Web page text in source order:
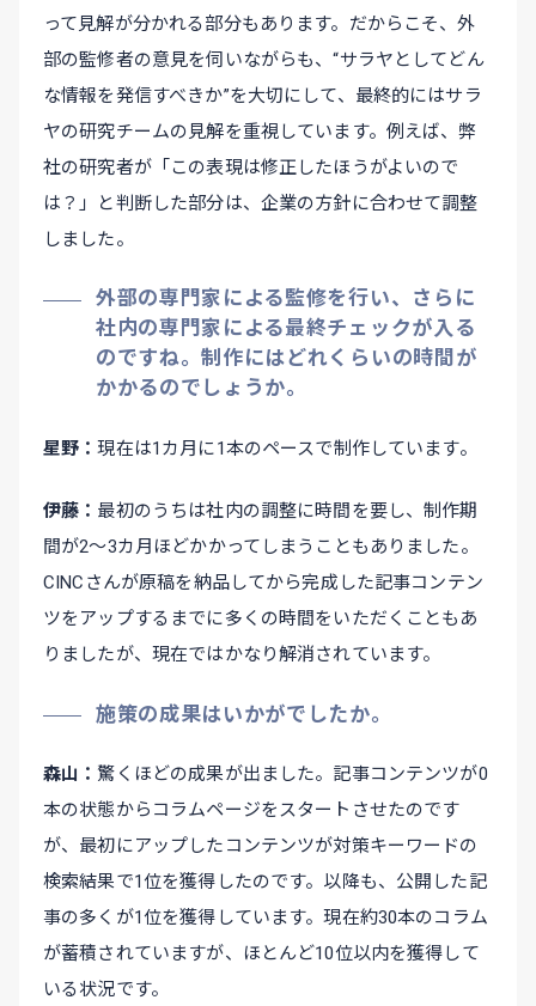
って見解が分かれる部分もあります。だからこそ、外
部の監修者の意見を伺いながらも、“サラヤとしてどん
な情報を発信すべきか”を大切にして、最終的にはサラ
ヤの研究チームの見解を重視しています。例えば、弊
社の研究者が「この表現は修正したほうがよいので
は？」と判断した部分は、企業の方針に合わせて調整
しました。
外部の専門家による監修を行い、さらに
社内の専門家による最終チェックが入る
のですね。制作にはどれくらいの時間が
かかるのでしょうか。
星野 現在は1カ月に1本のペースで制作しています。
伊藤
最初のうちは社内の調整に時間を要し、制作期
間が2～3カ月ほどかかってしまうこともありました。
CINCさんが原稿を納品してから完成した記事コンテン
ツをアップするまでに多くの時間をいただくこともあ
りましたが、現在ではかなり解消されています。
施策の成果はいかがでしたか。
森山
驚くほどの成果が出ました。記事コンテンツが0
本の状態からコラムページをスタートさせたのです
が、最初にアップしたコンテンツが対策キーワードの
検索結果で1位を獲得したのです。以降も、公開した記
事の多くが1位を獲得しています。現在約30本のコラム
が蓄積されていますが、ほとんど10位以内を獲得して
いる状況です。